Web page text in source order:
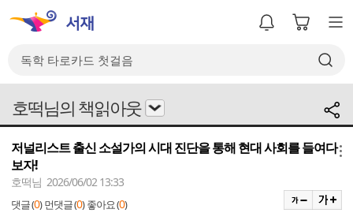
호떡님의 책읽아웃
저널리스트 출신 소설가의 시대 진단을 통해 현대 사회를 들여다
보자!
호떡님 2026/06/02 13:33
댓글 (0) 먼댓글 (0) 좋아요 (0)